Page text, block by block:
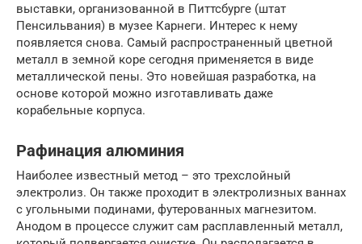
выставки, организованной в Питтсбурге (штат
Пенсильвания) в музее Карнеги. Интерес к нему
появляется снова. Самый распространенный цветной
металл в земной коре сегодня применяется в виде
металлической пены. Это новейшая разработка, на
основе которой можно изготавливать даже
корабельные корпуса.
Рафинация алюминия
Наиболее известный метод – это трехслойный
электролиз. Он также проходит в электролизных ваннах
с угольными подинами, футерованных магнезитом.
Анодом в процессе служит сам расплавленный металл,